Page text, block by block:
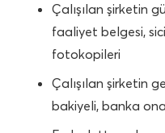
Çalışılan şirketin
faaliyet belgesi,
fotokopileri
Çalışılan şirketin
bakiyeli, banka